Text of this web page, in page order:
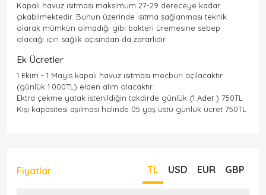
Kapalı havuz ısıtması maksimum 27-29 dereceye kadar
çıkabilmektedir. Bunun üzerinde ısıtma sağlanması teknik
olarak mümkün olmadığı gibi bakteri üremesine sebep
olacağı için sağlık açısından da zararlıdır.
Ek Ücretler
1 Ekim - 1 Mayıs kapalı havuz ısıtması mecburi açılacaktır
(günlük 1.000TL) elden alım olacaktır.
Ektra çekme yatak istenildiğin takdirde günlük (1 Adet ) 750TL
Kişi kapasitesi aşılması halinde 05 yaş üstü günlük ücret 750TL
Fiyatlar TL USD EUR GBP